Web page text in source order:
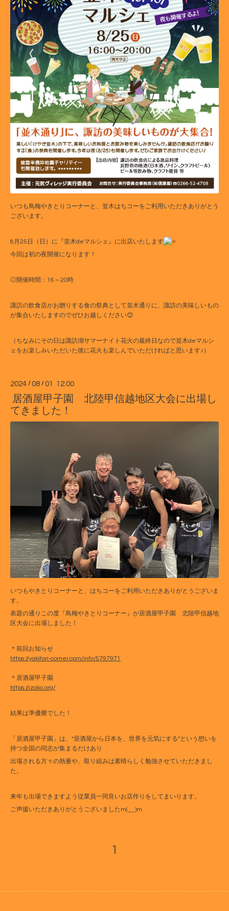
いつも鳥梅やきとりコーナーと、並木はちコーをご利用いただきありがとう
ございます。
8月25日（日）に『並木deマルシェ』に出店いたします
今回は初の夜開催になります！
◎開催時間：16～20時
諏訪の飲食店がお贈りする食の祭典として並木通りに、諏訪の美味しいもの
が集合いたしますのでぜひお越しください😊
（ちなみにその日は諏訪湖サマーナイト花火の最終日なので並木deマルシ
ェをお楽しみいただいた後に花火も楽しんでいただければと思います♪）
2024 /08 /01 12:00
居酒屋甲子園 北陸甲信越地区大会に出場し
てきました！
いつもやきとりコーナーと、はちコーをご利用いただきありがとうございま
す。
表題の通りこの度『鳥梅やきとりコーナー』が居酒屋甲子園 北陸甲信越地
区大会に出場しました！
＊前回お知らせ
https://yakitori-corner.com/info/5797971
＊居酒屋甲子園
https://izako.org/
結果は準優勝でした！
「居酒屋甲子園」は、“居酒屋から日本を、世界を元気にする”という想いを
持つ全国の同志が集まるだけあり
出場される方々の熱量や、取り組みは素晴らしく勉強させていただきまし
た。
来年も出場できますよう従業員一同良いお店作りをしてまいります。
ご声援いただきありがとうございましたm(__)m
1